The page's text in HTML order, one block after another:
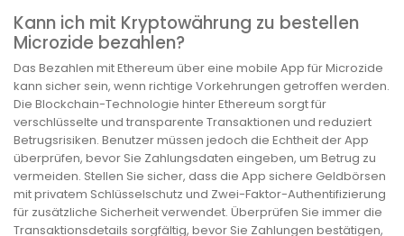
Kann ich mit Kryptowährung zu bestellen
Microzide bezahlen?
Das Bezahlen mit Ethereum über eine mobile App für Microzide
kann sicher sein, wenn richtige Vorkehrungen getroffen werden.
Die Blockchain-Technologie hinter Ethereum sorgt für
verschlüsselte und transparente Transaktionen und reduziert
Betrugsrisiken. Benutzer müssen jedoch die Echtheit der App
überprüfen, bevor Sie Zahlungsdaten eingeben, um Betrug zu
vermeiden. Stellen Sie sicher, dass die App sichere Geldbörsen
mit privatem Schlüsselschutz und Zwei-Faktor-Authentifizierung
für zusätzliche Sicherheit verwendet. Überprüfen Sie immer die
Transaktionsdetails sorgfältig, bevor Sie Zahlungen bestätigen,